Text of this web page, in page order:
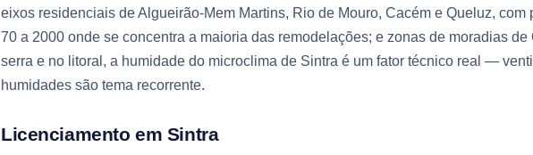
eixos residenciais de Algueirão-Mem Martins, Rio de Mouro, Cacém e Queluz, com
70 a 2000 onde se concentra a maioria das remodelações; e zonas de moradias de
serra e no litoral, a humidade do microclima de Sintra é um fator técnico real —
humidades são tema recorrente.
Licenciamento em Sintra